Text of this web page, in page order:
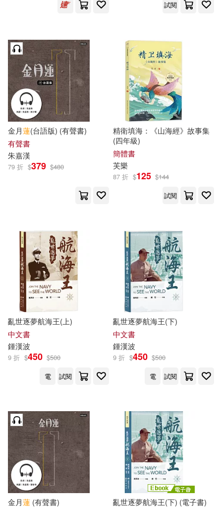
h.m.p(29) 上海圖書館(29)
漢之簡教學資源編輯室（主編）(2
9)
漢學研究通訊編輯部(29)
漢竹(29) 飄雪樓主(29)
中公教育少數民族漢語水平等級考
試研究中心(28)
ケイ・エム・プロデュース(27)
上海博物館(27)
成應翠(27) 林珂如(27)
世一文化編輯群(26)
小象漢字(26) 手塚治虫(26)
清秋子(26) 陳文漢(26)
中國少年兒童出版社(215)
三民(214) 崧燁文化(213)
青島出版社(213)
ライセンスエージェント(211)
北京理工大學出版社(211)
華東理工大學出版社(211)
北京聯合出版公司(210)
世一(207) 秀威資訊(207)
民族出版社(198)
接力出版社(195)
學苑出版社(194)
長江文藝出版社(188)
華中科技大學出版社(185)
經濟科學出版社(184)
試閱
金月蓮(台語版) (有聲書)
有聲書
朱嘉漢
79 折 $379 $480
精衛填海：《山海經》故事集
(四年級)
簡體書
芙樂
87 折 $125 $144
試閱
亂世逐夢航海王(上)
中文書
鍾漢波
9 折 $450 $500
電
試閱
亂世逐夢航海王(下)
中文書
鍾漢波
9 折 $450 $500
電
試閱
金月蓮 (有聲書)
亂世逐夢航海王(下) (電子書)